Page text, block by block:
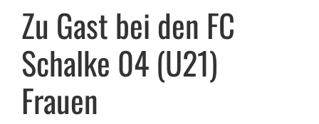
Zu Gast bei den FC
Schalke 04 (U21)
Frauen